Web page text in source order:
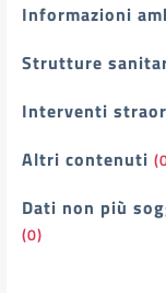
Informazioni
Strutture
Interventi
Altri contenuti
Dati non più
(0)